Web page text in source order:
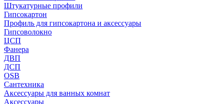
Штукатурные профили
Гипсокартон
Профиль для гипсокартона и аксессуары
Гипсоволокно
ЦСП
Фанера
ДВП
ДСП
OSB
Сантехника
Аксессуары для ванных комнат
Аксессуары